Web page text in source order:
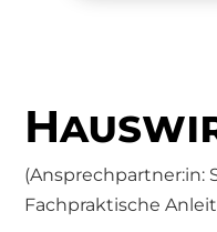
(Ansprechpartner:in:
Fachpraktische